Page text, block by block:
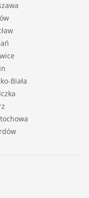
Biała